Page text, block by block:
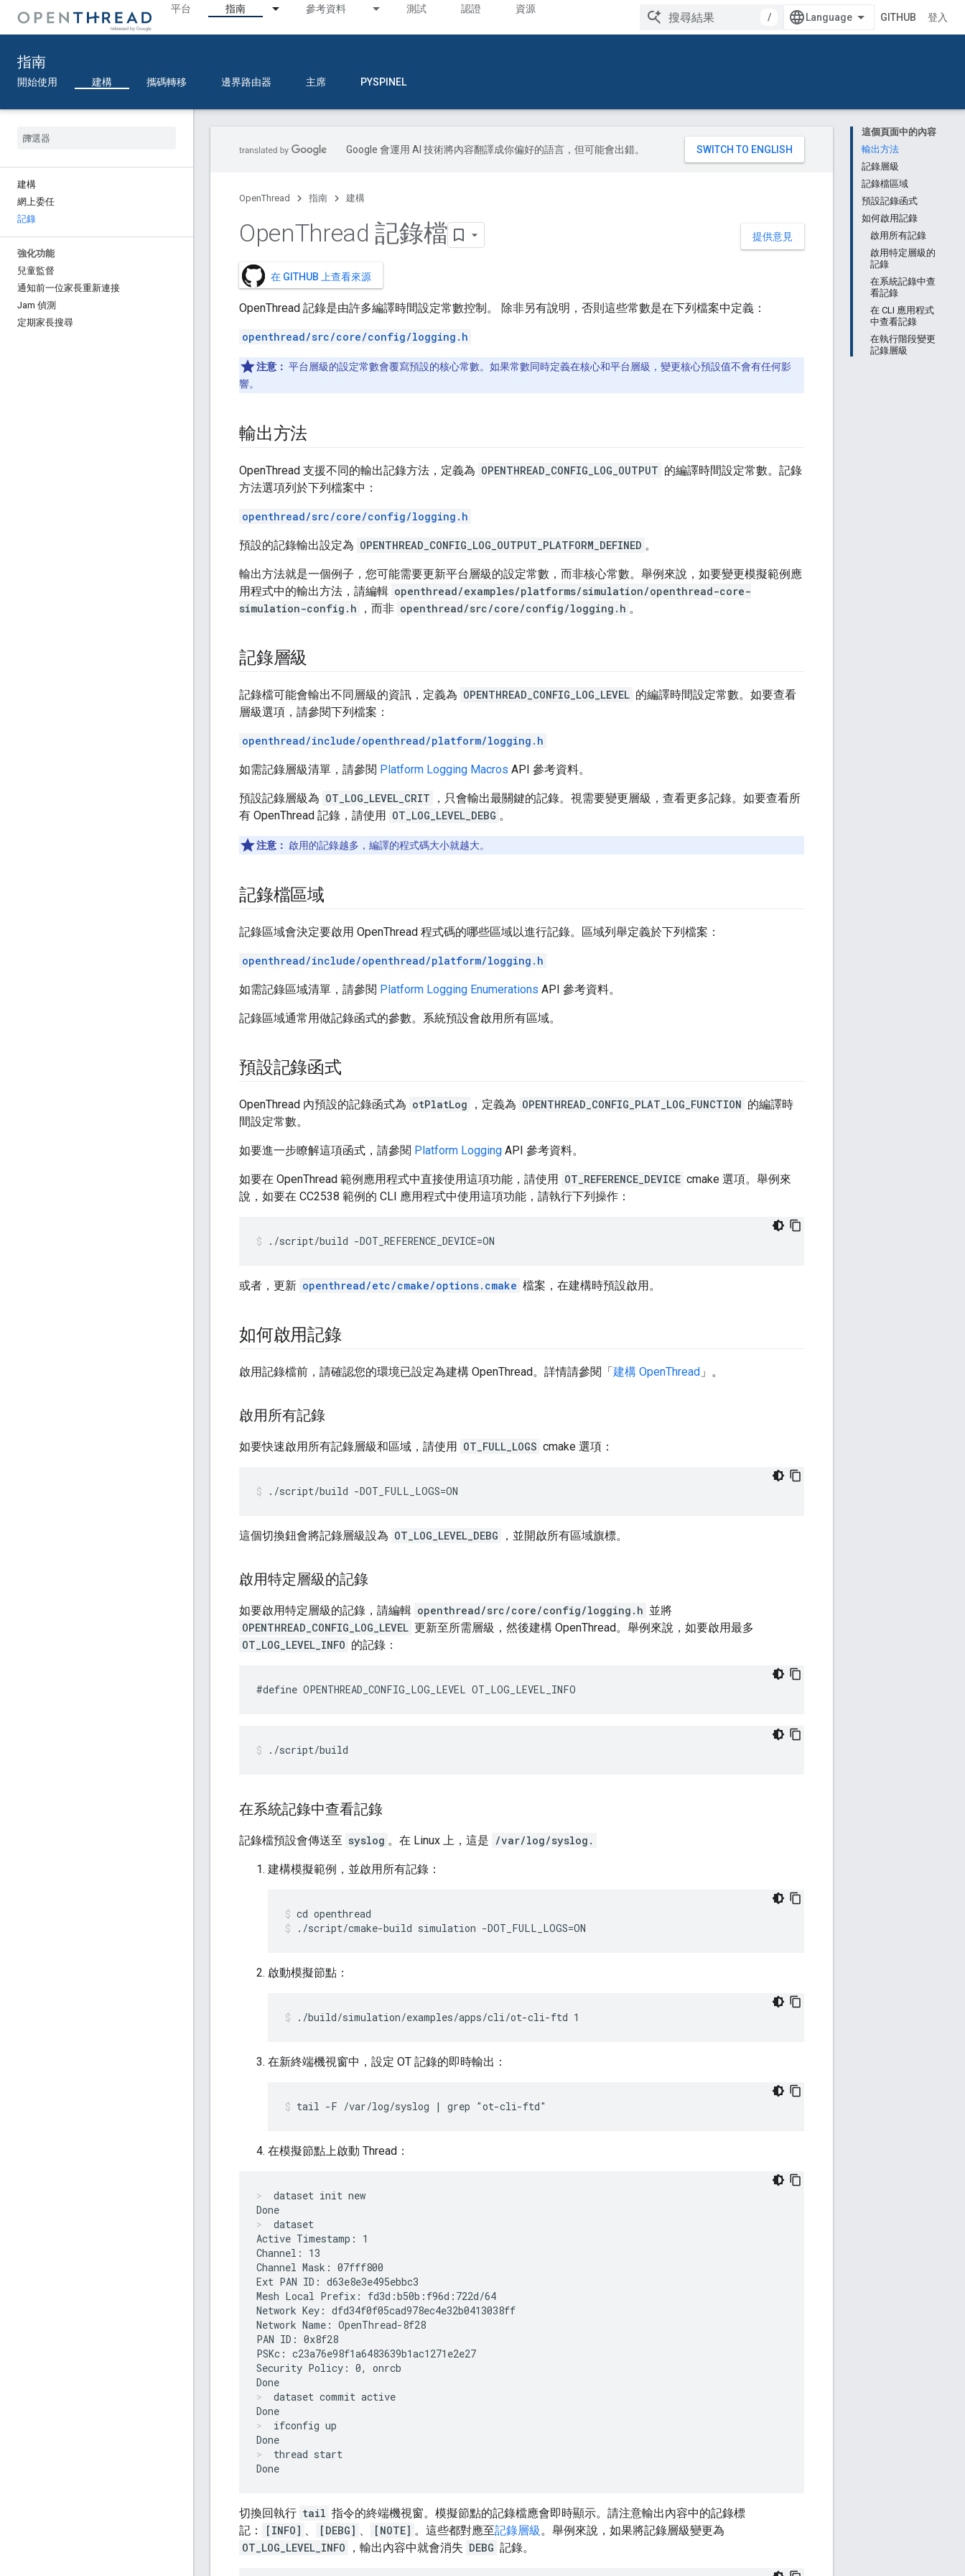
平台 指南 參考資料 測試 認證 資源
/ GITHUB 登入
指南
開始使用 建構 攜碼轉移 邊界路由器 主席 PYSPINEL
建構
網上委任
記錄
強化功能
兒童監督
通知前一位家長重新連接
Jam 偵測
定期家長搜尋
這個頁面中的內容
輸出方法
記錄層級
記錄檔區域
預設記錄函式
如何啟用記錄
啟用所有記錄
啟用特定層級的
記錄
在系統記錄中查
看記錄
在 CLI 應用程式
中查看記錄
在執行階段變更
記錄層級
Google 會運用 AI 技術將內容翻譯成你偏好的語言，但可能會出錯。
OpenThread 指南 建構
提供意見
OpenThread 記錄檔
在 GITHUB 上查看來源
OpenThread 記錄是由許多編譯時間設定常數控制。 除非另有說明，否則這些常數是在下列檔案中定義：
openthread/src/core/config/logging.h
注意： 平台層級的設定常數會覆寫預設的核心常數。如果常數同時定義在核心和平台層級，變更核心預設值不會有任何影
響。
輸出方法
OpenThread 支援不同的輸出記錄方法，定義為 OPENTHREAD_CONFIG_LOG_OUTPUT 的編譯時間設定常數。記錄
方法選項列於下列檔案中：
openthread/src/core/config/logging.h
預設的記錄輸出設定為 OPENTHREAD_CONFIG_LOG_OUTPUT_PLATFORM_DEFINED 。
輸出方法就是一個例子，您可能需要更新平台層級的設定常數，而非核心常數。舉例來說，如要變更模擬範例應
用程式中的輸出方法，請編輯 openthread/examples/platforms/simulation/openthread-core-
simulation-config.h
，而非 openthread/src/core/config/logging.h 。
記錄層級
記錄檔可能會輸出不同層級的資訊，定義為 OPENTHREAD_CONFIG_LOG_LEVEL 的編譯時間設定常數。如要查看
層級選項，請參閱下列檔案：
openthread/include/openthread/platform/logging.h
如需記錄層級清單，請參閱 Platform Logging Macros API 參考資料。
預設記錄層級為 OT_LOG_LEVEL_CRIT
，只會輸出最關鍵的記錄。視需要變更層級，查看更多記錄。如要查看所
有 OpenThread 記錄，請使用 OT_LOG_LEVEL_DEBG 。
注意： 啟用的記錄越多，編譯的程式碼大小就越大。
記錄檔區域
記錄區域會決定要啟用 OpenThread 程式碼的哪些區域以進行記錄。區域列舉定義於下列檔案：
openthread/include/openthread/platform/logging.h
如需記錄區域清單，請參閱 Platform Logging Enumerations API 參考資料。
記錄區域通常用做記錄函式的參數。系統預設會啟用所有區域。
預設記錄函式
OpenThread 內預設的記錄函式為 otPlatLog ，定義為 OPENTHREAD_CONFIG_PLAT_LOG_FUNCTION 的編譯時
間設定常數。
如要進一步瞭解這項函式，請參閱 Platform Logging API 參考資料。
如要在 OpenThread 範例應用程式中直接使用這項功能，請使用 OT_REFERENCE_DEVICE cmake 選項。舉例來
說，如要在 CC2538 範例的 CLI 應用程式中使用這項功能，請執行下列操作：
./script/build -DOT_REFERENCE_DEVICE=ON
或者，更新 openthread/etc/cmake/options.cmake 檔案，在建構時預設啟用。
如何啟用記錄
啟用記錄檔前，請確認您的環境已設定為建構 OpenThread。詳情請參閱「建構 OpenThread 」。
啟用所有記錄
如要快速啟用所有記錄層級和區域，請使用 OT_FULL_LOGS cmake 選項：
./script/build -DOT_FULL_LOGS=ON
這個切換鈕會將記錄層級設為 OT_LOG_LEVEL_DEBG ，並開啟所有區域旗標。
啟用特定層級的記錄
如要啟用特定層級的記錄，請編輯 openthread/src/core/config/logging.h 並將
OPENTHREAD_CONFIG_LOG_LEVEL 更新至所需層級，然後建構 OpenThread。舉例來說，如要啟用最多
OT_LOG_LEVEL_INFO 的記錄：
#define OPENTHREAD_CONFIG_LOG_LEVEL OT_LOG_LEVEL_INFO
./script/build
在系統記錄中查看記錄
記錄檔預設會傳送至 syslog 。在 Linux 上，這是 /var/log/syslog.
建構模擬範例，並啟用所有記錄：
cd openthread
./script/cmake-build simulation -DOT_FULL_LOGS=ON
啟動模擬節點：
./build/simulation/examples/apps/cli/ot-cli-ftd 1
在新終端機視窗中，設定 OT 記錄的即時輸出：
tail -F /var/log/syslog | grep "ot-cli-ftd"
在模擬節點上啟動 Thread：
dataset init new
dataset
Active Timestamp: 1
Channel: 13
Channel Mask: 07fff800
Ext PAN ID: d63e8e3e495ebbc3
Mesh Local Prefix: fd3d:b50b:f96d:722d/64
Network Key: dfd34f0f05cad978ec4e32b0413038ff
Network Name: OpenThread-8f28
PAN ID: 0x8f28
PSKc: c23a76e98f1a6483639b1ac1271e2e27
Security Policy: 0, onrcb
dataset commit active
ifconfig up
thread start
切換回執行 tail 指令的終端機視窗。模擬節點的記錄檔應會即時顯示。請注意輸出內容中的記錄標
記：
[INFO] 、 [DEBG] 、 [NOTE] 。這些都對應至記錄層級。舉例來說，如果將記錄層級變更為
OT_LOG_LEVEL_INFO
，輸出內容中就會消失 DEBG 記錄。